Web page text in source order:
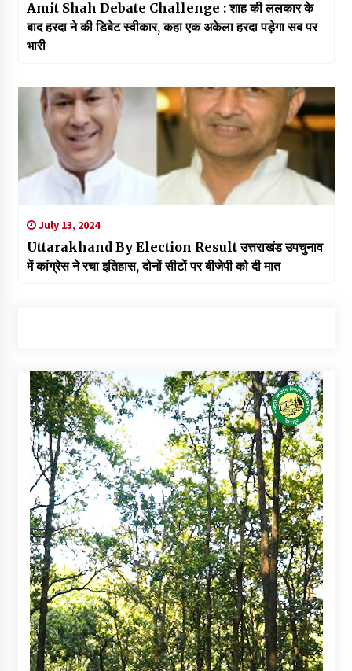
Amit Shah Debate Challenge : शाह की ललकार के
बाद हरदा ने की डिबेट स्वीकार, कहा एक अकेला हरदा पड़ेगा सब पर
भारी
July 13, 2024
Uttarakhand By Election Result उत्तराखंड उपचुनाव
में कांग्रेस ने रचा इतिहास, दोनों सीटों पर बीजेपी को दी मात